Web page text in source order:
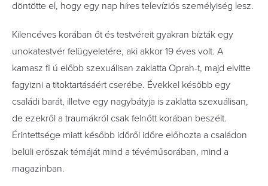
döntötte el, hogy egy nap híres televíziós személyiség lesz.
Kilencéves korában őt és testvéreit gyakran bízták egy
unokatestvér felügyeletére, aki akkor 19 éves volt. A
kamasz fi ú előbb szexuálisan zaklatta Oprah-t, majd elvitte
fagyizni a titoktartásáért cserébe. Évekkel később egy
családi barát, illetve egy nagybátyja is zaklatta szexuálisan,
de ezekről a traumákról csak felnőtt korában beszélt.
Érintettsége miatt később időről időre előhozta a családon
belüli erőszak témáját mind a tévéműsorában, mind a
magazinban.